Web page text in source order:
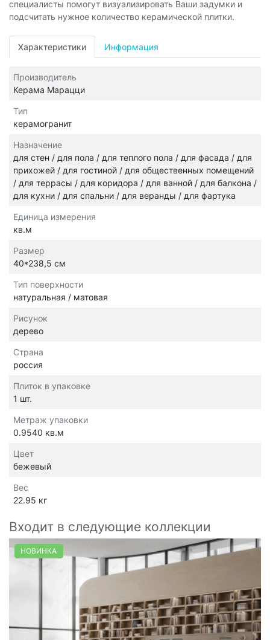
специалисты помогут визуализировать Ваши задумки и
подсчитать нужное количество керамической плитки.
Характеристики Информация
Производитель
Керама Марацци
Тип
керамогранит
Назначение
для стен / для пола / для теплого пола / для фасада / для
прихожей / для гостиной / для общественных помещений
/ для террасы / для коридора / для ванной / для балкона /
для кухни / для спальни / для веранды / для фартука
Единица измерения
кв.м
Размер
40*238,5 см
Тип поверхности
натуральная / матовая
Рисунок
дерево
Страна
россия
Плиток в упаковке
1 шт.
Метраж упаковки
0.9540 кв.м
Цвет
бежевый
Вес
22.95 кг
Входит в следующие коллекции
НОВИНКА